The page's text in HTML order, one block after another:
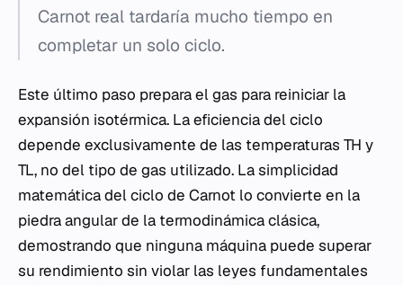
Carnot real tardaría mucho tiempo en
completar un solo ciclo.
Este último paso prepara el gas para reiniciar la
expansión isotérmica. La eficiencia del ciclo
depende exclusivamente de las temperaturas TH​ y
TL​, no del tipo de gas utilizado. La simplicidad
matemática del ciclo de Carnot lo convierte en la
piedra angular de la termodinámica clásica,
demostrando que ninguna máquina puede superar
su rendimiento sin violar las leyes fundamentales